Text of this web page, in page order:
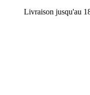
Livraison jusqu'au